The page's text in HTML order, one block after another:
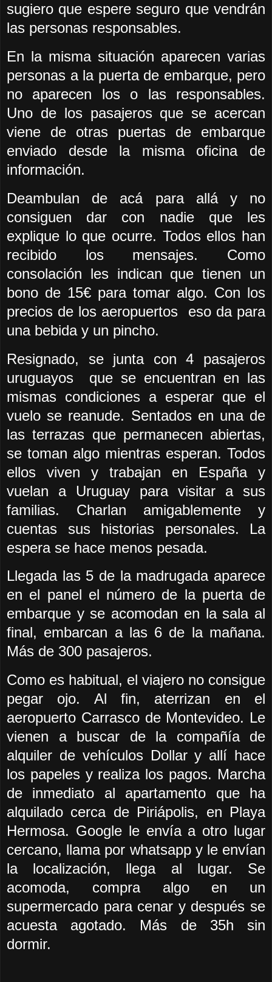
sugiero que espere seguro que vendrán
las personas responsables.
En la misma situación aparecen varias
personas a la puerta de embarque, pero
no aparecen los o las responsables.
Uno de los pasajeros que se acercan
viene de otras puertas de embarque
enviado desde la misma oficina de
información.
Deambulan de acá para allá y no
consiguen dar con nadie que les
explique lo que ocurre. Todos ellos han
recibido los mensajes. Como
consolación les indican que tienen un
bono de 15€ para tomar algo. Con los
precios de los aeropuertos eso da para
una bebida y un pincho.
Resignado, se junta con 4 pasajeros
uruguayos que se encuentran en las
mismas condiciones a esperar que el
vuelo se reanude. Sentados en una de
las terrazas que permanecen abiertas,
se toman algo mientras esperan. Todos
ellos viven y trabajan en España y
vuelan a Uruguay para visitar a sus
familias. Charlan amigablemente y
cuentas sus historias personales. La
espera se hace menos pesada.
Llegada las 5 de la madrugada aparece
en el panel el número de la puerta de
embarque y se acomodan en la sala al
final, embarcan a las 6 de la mañana.
Más de 300 pasajeros.
Como es habitual, el viajero no consigue
pegar ojo. Al fin, aterrizan en el
aeropuerto Carrasco de Montevideo. Le
vienen a buscar de la compañía de
alquiler de vehículos Dollar y allí hace
los papeles y realiza los pagos. Marcha
de inmediato al apartamento que ha
alquilado cerca de Piriápolis, en Playa
Hermosa. Google le envía a otro lugar
cercano, llama por whatsapp y le envían
la localización, llega al lugar. Se
acomoda, compra algo en un
supermercado para cenar y después se
acuesta agotado. Más de 35h sin
dormir.